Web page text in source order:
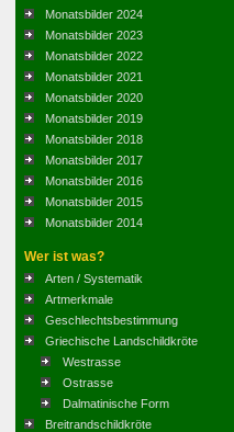
Monatsbilder 2024
Monatsbilder 2023
Monatsbilder 2022
Monatsbilder 2021
Monatsbilder 2020
Monatsbilder 2019
Monatsbilder 2018
Monatsbilder 2017
Monatsbilder 2016
Monatsbilder 2015
Monatsbilder 2014
Wer ist was?
Arten / Systematik
Artmerkmale
Geschlechtsbestimmung
Griechische Landschildkröte
Westrasse
Ostrasse
Dalmatinische Form
Breitrandschildkröte